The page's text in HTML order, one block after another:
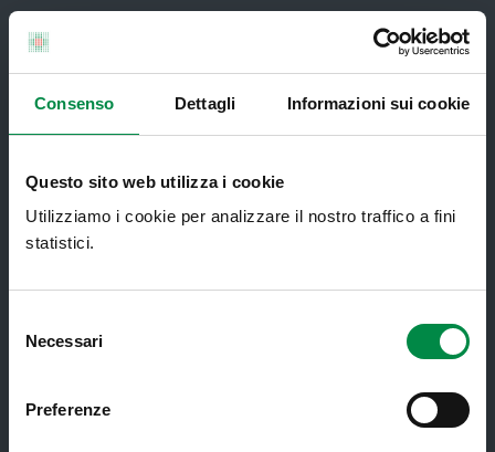
Consenso Dettagli Informazioni sui cookie
Questo sito web utilizza i cookie
Utilizziamo i cookie per analizzare il nostro traffico a fini
statistici.
delNecessari
Preferenze
Medici e Pediatri di Famiglia
Nucleo di Cure Primarie (NCP)
Punto Unico di Accesso integrato
sanitario e sociale (PUA)
Ritiro Referti
Sanità Pubblica
Screening oncologici
SPID - Sistema Pubblico di Identità
Sportello Unico Distrettuale
Tessera Sanitaria-Carta Regionale dei
Servizi